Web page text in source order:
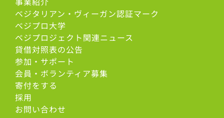
ベジタリアン・ヴィーガン認証マーク
べジプロ大学
ベジプロジェクト関連ニュース
貸借対照表の公告
参加・サポート
会員・ボランティア募集
寄付をする
採用
お問い合わせ